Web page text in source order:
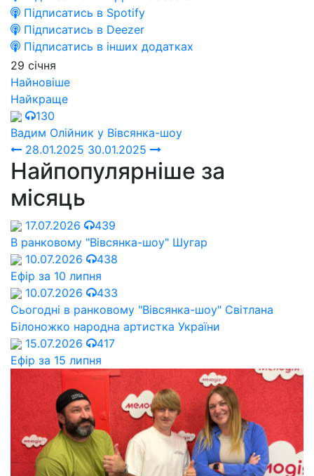
Підписатись в Spotify
Підписатись в Deezer
Підписатись в інших додатках
29 січня
Найновіше
Найкраще
130
Вадим Олійник у Вівсянка-шоу
28.01.2025 30.01.2025
Найпопулярніше за
місяць
17.07.2026
439
В ранковому "Вівсянка-шоу" Шугар
10.07.2026
438
Ефір за 10 липня
10.07.2026
433
Сьогодні в ранковому "Вівсянка-шоу" Cвітлана
Білоножко народна артистка України
15.07.2026
417
Ефір за 15 липня